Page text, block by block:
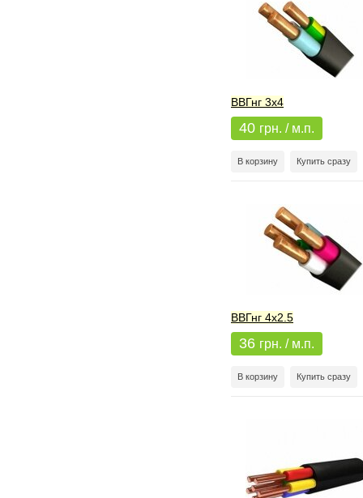
ВВГнг 3x4
40 грн. / м.п.
В корзину Купить сразу
ВВГнг 4x2.5
36 грн. / м.п.
В корзину Купить сразу